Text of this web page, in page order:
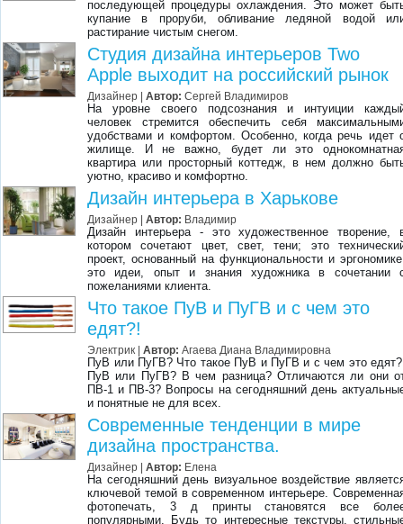
последующей процедуры охлаждения. Это может
купание в проруби, обливание ледяной водой
растирание чистым снегом.
Студия дизайна интерьеров Two
Apple выходит на российский рынок
Дизайнер |Автор: Сергей Владимиров
На уровне своего подсознания и интуиции
человек стремится обеспечить себя
удобствами и комфортом. Особенно, когда речь идет
жилище. И не важно, будет ли это
квартира или просторный коттедж, в нем должно
уютно, красиво и комфортно.
Дизайн интерьера в Харькове
Дизайнер |Автор: Владимир
Дизайн интерьера - это художественное творение,
котором сочетают цвет, свет, тени; это
проект, основанный на функциональности и
это идеи, опыт и знания художника в сочетании
пожеланиями клиента.
Что такое ПуВ и ПуГВ и с чем это
едят?!
Электрик |Автор: Агаева Диана Владимировна
ПуВ или ПуГВ? Что такое ПуВ и ПуГВ и с чем это
ПуВ или ПуГВ? В чем разница? Отличаются ли они
ПВ-1 и ПВ-3? Вопросы на сегодняшний день
и понятные не для всех.
Современные тенденции в мире
дизайна пространства.
Дизайнер |Автор: Елена
На сегодняшний день визуальное воздействие
ключевой темой в современном интерьере.
фотопечать, 3 д принты становятся все
популярными. Будь то интересные текстуры,